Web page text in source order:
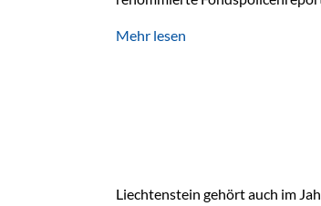
und verglichen wurden. Das
Mehr lesen
Liechtenstein gehört auch im